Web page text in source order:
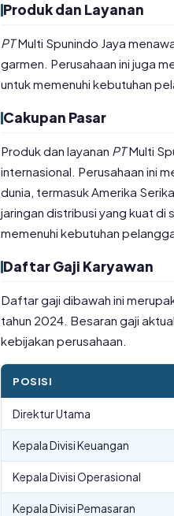
Produk dan Layanan
PTMulti Spunindo Jaya
garmen. Perusahaan ini juga
untuk memenuhi kebutuhan
Cakupan Pasar
Produk dan layanan PTMulti
internasional. Perusahaan ini
dunia, termasuk Amerika
jaringan distribusi yang kuat di
memenuhi kebutuhan
Daftar Gaji Karyawan
Daftar gaji dibawah ini
tahun 2024. Besaran gaji
kebijakan perusahaan.
POSISI
Direktur Utama
Kepala Divisi Keuangan
Kepala Divisi Operasional
Kepala Divisi Pemasaran